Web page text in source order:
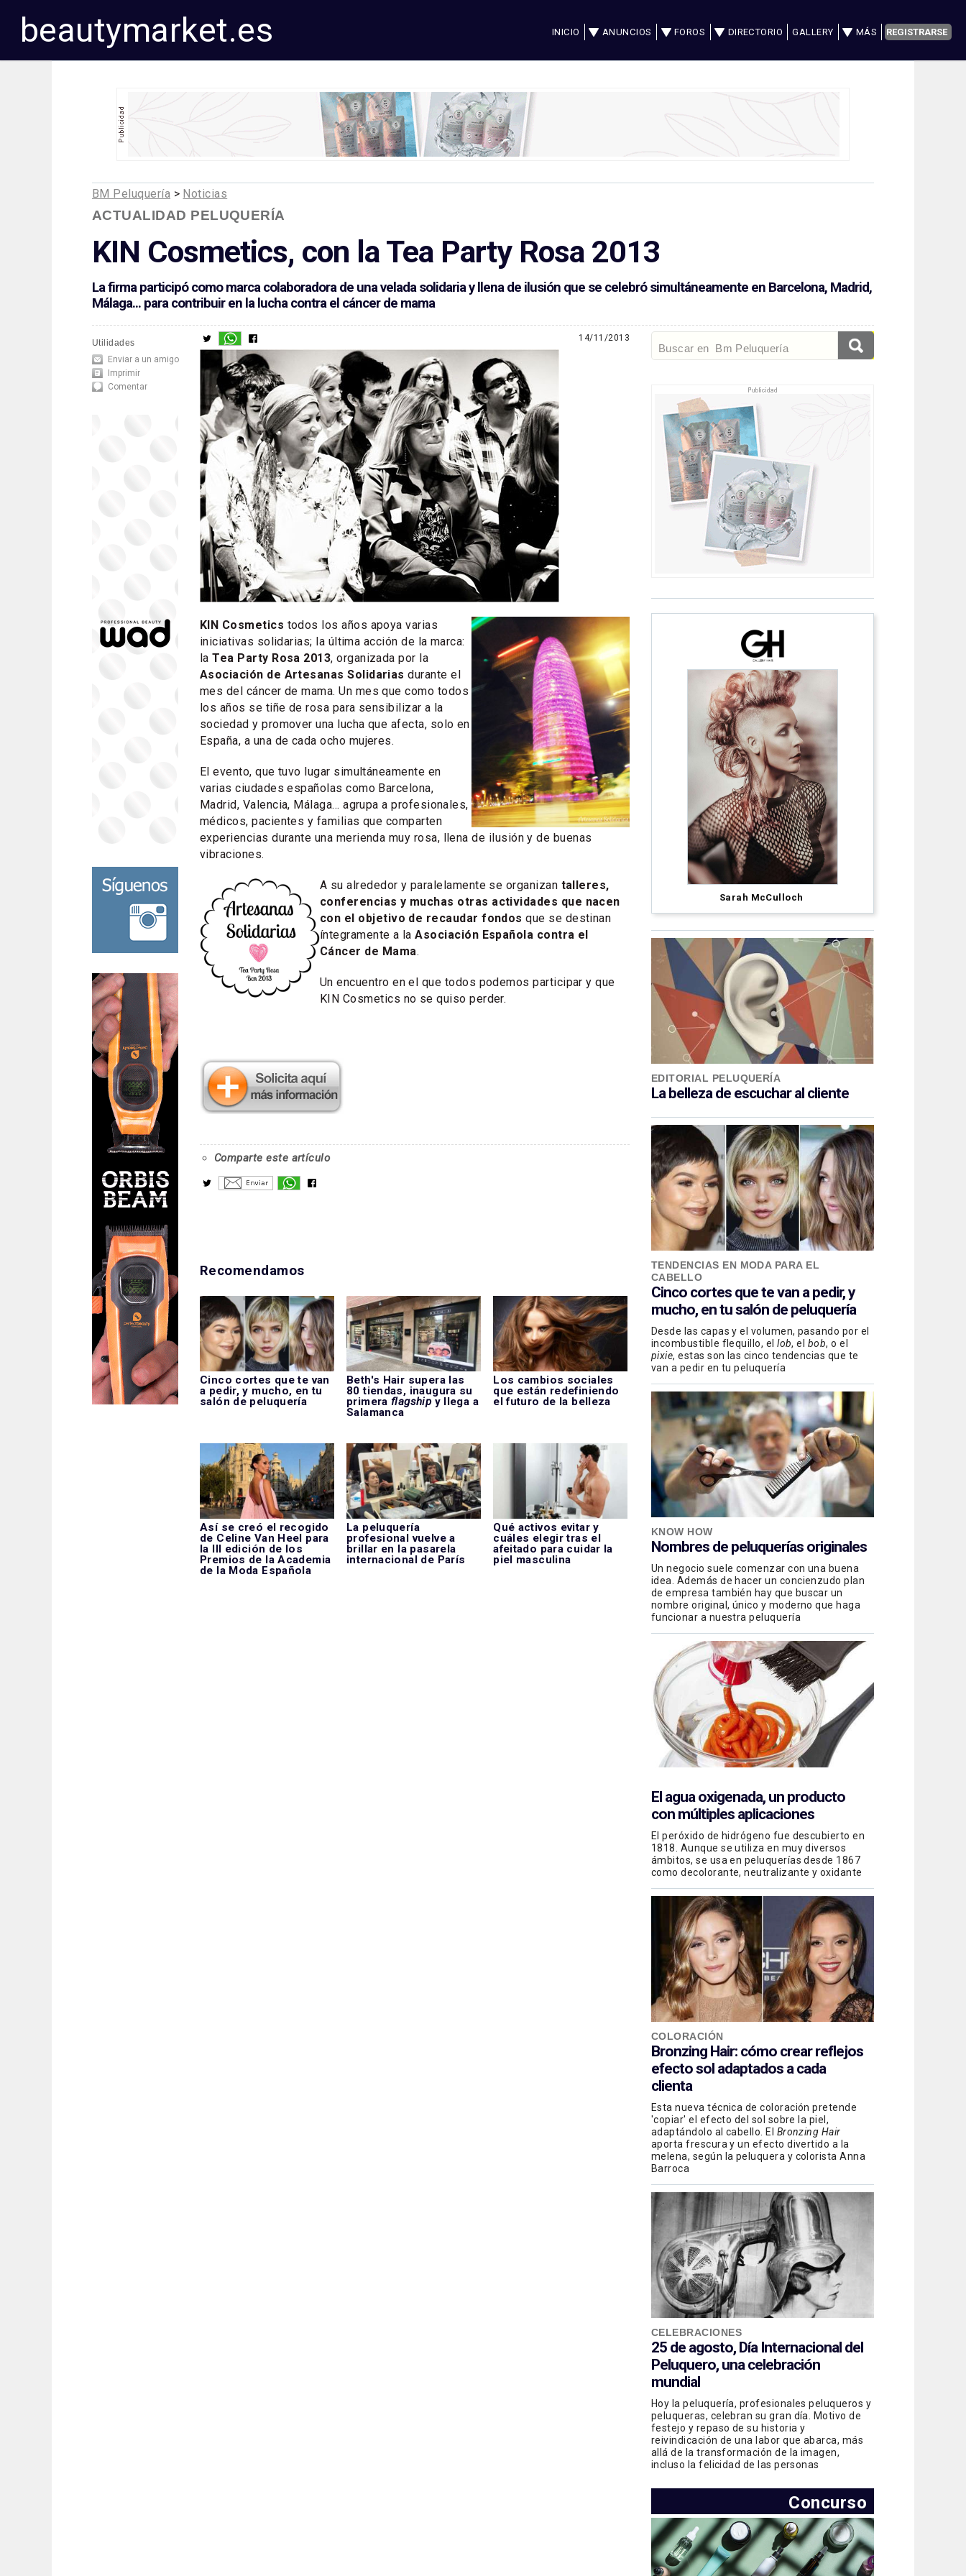
beautymarket.es INICIO ANUNCIOS FOROS DIRECTORIO GALLERY MÁS REGISTRARSE
BM Peluquería > Noticias
ACTUALIDAD PELUQUERÍA
KIN Cosmetics, con la Tea Party Rosa 2013
La firma participó como marca colaboradora de una velada solidaria y llena de ilusión que se celebró simultáneamente en Barcelona, Madrid,
Málaga... para contribuir en la lucha contra el cáncer de mama
Utilidades
Enviar a un amigo
Imprimir
Comentar
Pacitto
Sarah McCulloch
EDITORIAL PELUQUERÍA
La belleza de escuchar al cliente
TENDENCIAS EN MODA PARA EL
CABELLO
Cinco cortes que te van a pedir, y
mucho, en tu salón de peluquería
Desde las capas y el volumen, pasando por el
incombustible flequillo, ellob, el bob, o el
pixie, estas son las cinco tendencias que te
van a pedir en tu peluquería
KNOW HOW
Nombres de peluquerías originales
Un negocio suele comenzar con una buena
idea. Además de hacer un concienzudo plan
de empresa también hay que buscar un
nombre original, único y moderno que haga
funcionar a nuestra peluquería
El agua oxigenada, un producto
con múltiples aplicaciones
El peróxido de hidrógeno fue descubierto en
1818. Aunque se utiliza en muy diversos
ámbitos, se usa en peluquerías desde 1867
como decolorante, neutralizante y oxidante
COLORACIÓN
Bronzing Hair: cómo crear reflejos
efecto sol adaptados a cada
clienta
Esta nueva técnica de coloración pretende
'copiar' el efecto del sol sobre la piel,
adaptándolo al cabello. El Bronzing Hair
aporta frescura y un efecto divertido a la
melena, según la peluquera y colorista Anna
Barroca
CELEBRACIONES
25 de agosto, Día Internacional del
Peluquero, una celebración
mundial
Hoy la peluquería, profesionales peluqueros y
peluqueras, celebran su gran día. Motivo de
festejo y repaso de su historia y
reivindicación de una labor que abarca, más
allá de la transformación de la imagen,
incluso la felicidad de las personas
Concurso
14/11/2013
KIN Cosmetics todos los años apoya varias
iniciativas solidarias; la última acción de la marca:
laTea Party Rosa 2013, organizada por la
Asociación de Artesanas Solidarias durante el
mes del cáncer de mama. Un mes que como todos
los años se tiñe de rosa para sensibilizar a la
sociedad y promover una lucha que afecta, solo en
España, a una de cada ocho mujeres.
El evento, que tuvo lugar simultáneamente en
varias ciudades españolas como Barcelona,
Madrid, Valencia, Málaga... agrupa a profesionales,
médicos, pacientes y familias que comparten
experiencias durante una merienda muy rosa, llena de ilusión y de buenas
vibraciones.
A su alrededor y paralelamente se organizan talleres,
conferencias y muchas otras actividades que nacen
con el objetivo de recaudar fondos que se destinan
íntegramente a laAsociación Española contra el
Cáncer de Mama.
Un encuentro en el que todos podemos participar y que
KIN Cosmetics no se quiso perder.
Comparte este artículo
Recomendamos
Cinco cortes que te van
a pedir, y mucho, en tu
salón de peluquería
Beth's Hair supera las
80 tiendas, inaugura su
primeraflagshipy llega a
Salamanca
Los cambios sociales
que están redefiniendo
el futuro de la belleza
Así se creó el recogido
de Celine Van Heel para
la III edición de los
Premios de la Academia
de la Moda Española
La peluquería
profesional vuelve a
brillar en la pasarela
internacional de París
Qué activos evitar y
cuáles elegir tras el
afeitado para cuidar la
piel masculina